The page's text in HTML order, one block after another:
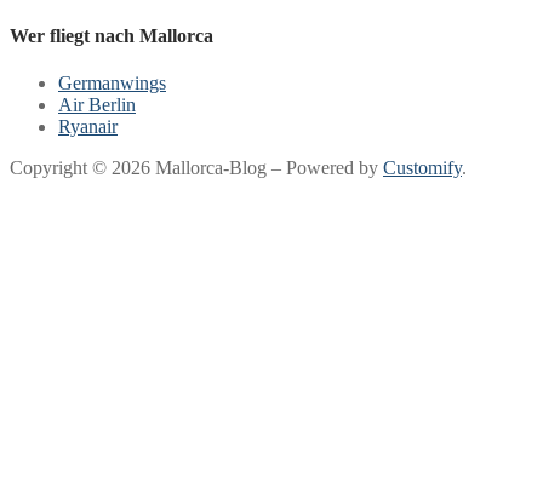
Wer fliegt nach Mallorca
Germanwings
Air Berlin
Ryanair
Copyright © 2026 Mallorca-Blog – Powered by Customify.